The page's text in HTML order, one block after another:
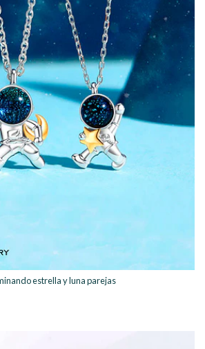
estrella y luna parejas